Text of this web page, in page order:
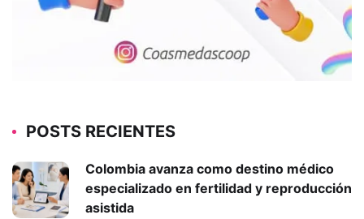
POSTS RECIENTES
Colombia avanza como destino médico
especializado en fertilidad y reproducción
asistida